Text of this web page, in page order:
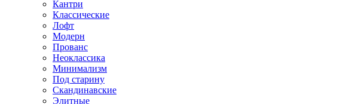
Кантри
Классические
Лофт
Модерн
Прованс
Неоклассика
Минимализм
Под старину
Скандинавские
Элитные